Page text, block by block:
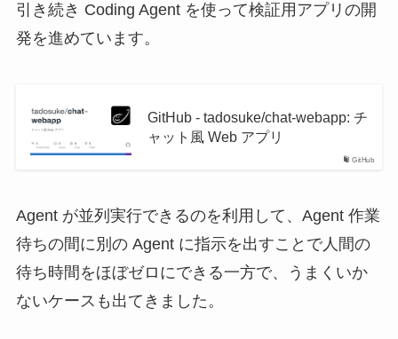
引き続き Coding Agent を使って検証用アプリの開
発を進めています。
GitHub
GitHub - tadosuke/chat-webapp: チ
ャット風 Web アプリ
Agent が並列実行できるのを利用して、Agent 作業
待ちの間に別の Agent に指示を出すことで人間の
待ち時間をほぼゼロにできる一方で、うまくいか
ないケースも出てきました。